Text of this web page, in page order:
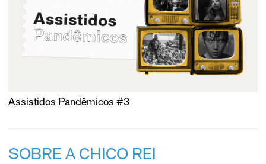
Assistidos Pandêmicos #3
SOBRE A CHICO REI